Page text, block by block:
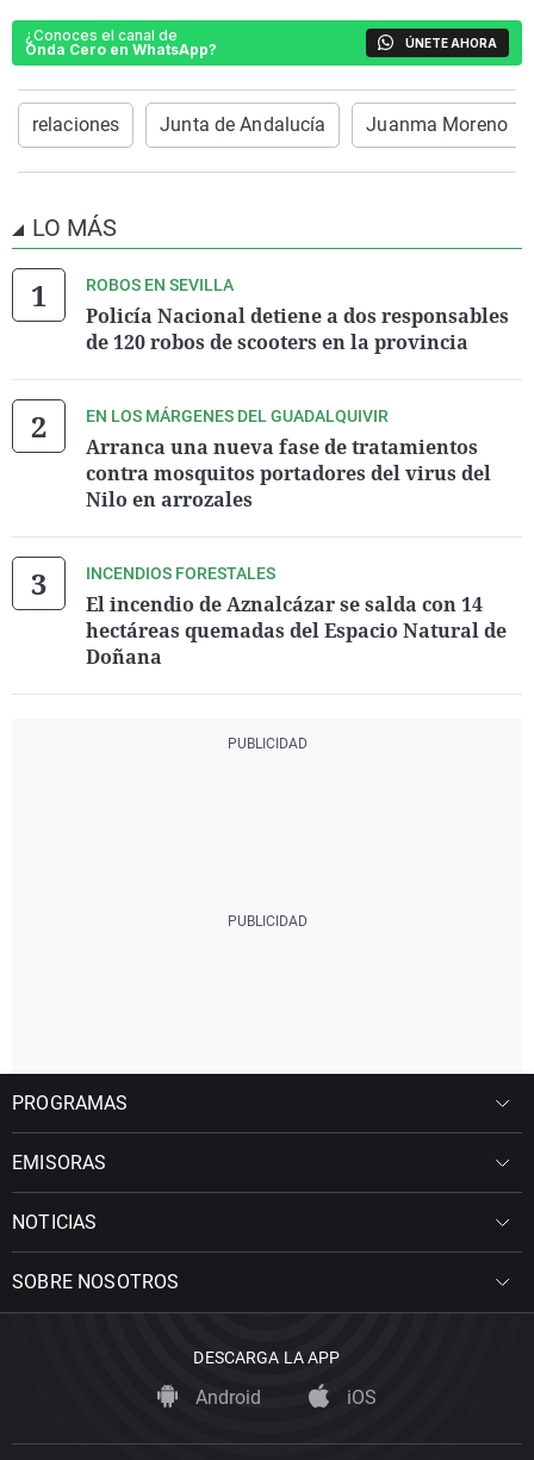
¿Conoces el canal de
Onda Cero en WhatsApp?
ÚNETE AHORA
relaciones Junta de Andalucía Juanma Moreno
LO MÁS
ROBOS EN SEVILLA
Policía Nacional detiene a dos responsables
de 120 robos de scooters en la provincia
EN LOS MÁRGENES DEL GUADALQUIVIR
Arranca una nueva fase de tratamientos
contra mosquitos portadores del virus del
Nilo en arrozales
INCENDIOS FORESTALES
El incendio de Aznalcázar se salda con 14
hectáreas quemadas del Espacio Natural de
Doñana
PROGRAMAS
EMISORAS
NOTICIAS
SOBRE NOSOTROS
DESCARGA LA APP
Android iOS